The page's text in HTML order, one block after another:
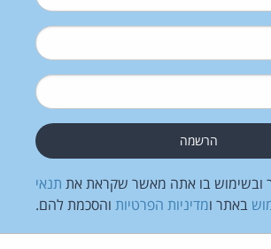
בו אתה מאשר שקראת את תנאי
באתר ומדיניות הפרטיות והסכמת להם.